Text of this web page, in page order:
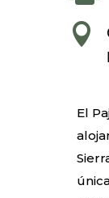

El